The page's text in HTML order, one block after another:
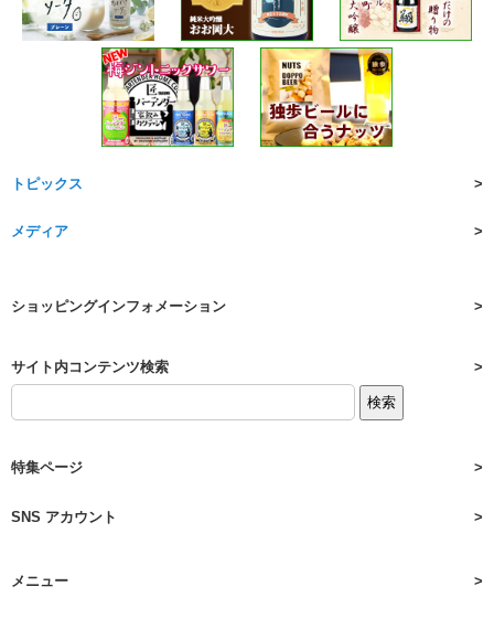
トピックス
メディア
ショッピングインフォメーション
サイト内コンテンツ検索
特集ページ
SNS アカウント
メニュー